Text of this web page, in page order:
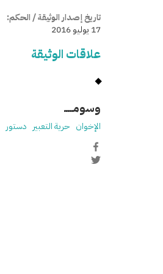
تاريخ إصدار الوثيقة / الحكم:
17 يوليو 2016
علاقات الوثيقة
وسومـــــ
الإخوان حرية التعبير دستور